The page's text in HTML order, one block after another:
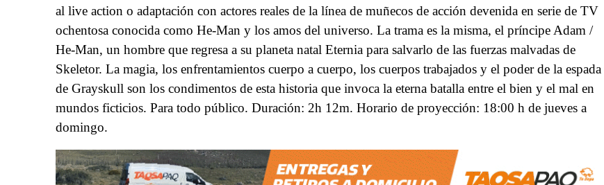
al live action o adaptación con actores reales de la línea de muñecos de acción devenida en serie de TV
ochentosa conocida como He-Man y los amos del universo. La trama es la misma, el príncipe Adam /
He-Man, un hombre que regresa a su planeta natal Eternia para salvarlo de las fuerzas malvadas de
Skeletor. La magia, los enfrentamientos cuerpo a cuerpo, los cuerpos trabajados y el poder de la espada
de Grayskull son los condimentos de esta historia que invoca la eterna batalla entre el bien y el mal en
mundos ficticios. Para todo público. Duración: 2h 12m. Horario de proyección: 18:00 h de jueves a
domingo.